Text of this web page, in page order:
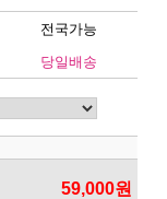
전국가능
당일배송
59,000원